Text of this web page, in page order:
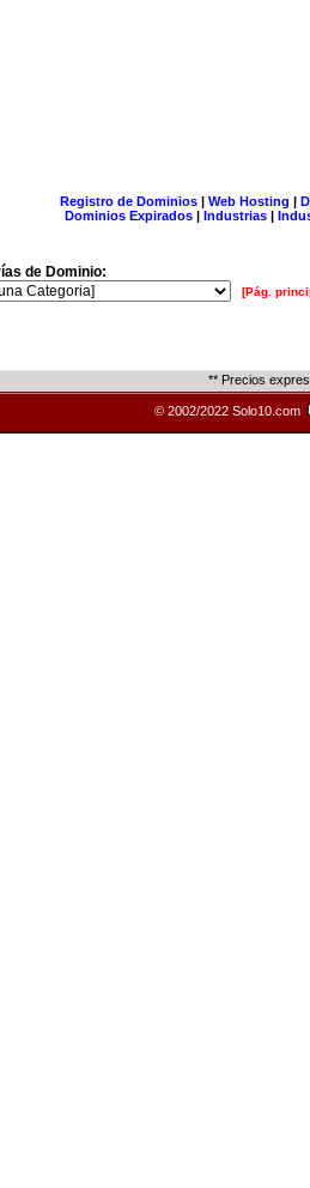
Registro de Dominios| Web Hosting |
Dominios Expirados | Industrias |
de Dominio:
[Pág.
** Precios
© 2002/2022 Solo10.com